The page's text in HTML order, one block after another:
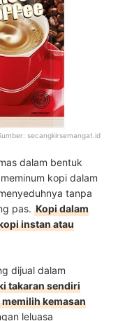
secangkirsemangat.id
dalam bentuk
kopi dalam
tanpa
pas. Kopi dalam
instan atau
dijual dalam
takaran sendiri
kemasan
leluasa